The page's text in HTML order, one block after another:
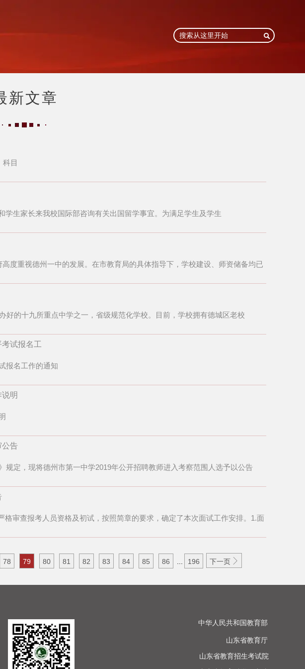

中华人民共和国教育部
山东省教育厅
山东省教育招生考试院
新文章
目
生家长来我校国际部咨询有关出国留学事宜。为满足学生及学生
度重视德州一中的发展。在市教育局的具体指导下，学校建设、师资储备均已
的十九所重点中学之一，省级规范化学校。目前，学校拥有德城区老校
试报名工
报名工作的通知
明
告
规定，现将德州市第一中学2019年公开招聘教师进入考察范围人选予以公告
审查报考人员资格及初试，按照简章的要求，确定了本次面试工作安排。1.面
78 79 80 81 82 83 84 85 86 196 下一页 